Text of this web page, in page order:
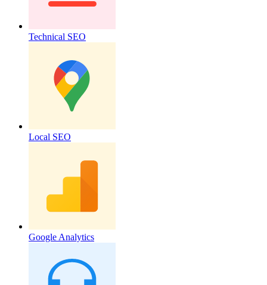
Technical SEO
Local SEO
Google Analytics